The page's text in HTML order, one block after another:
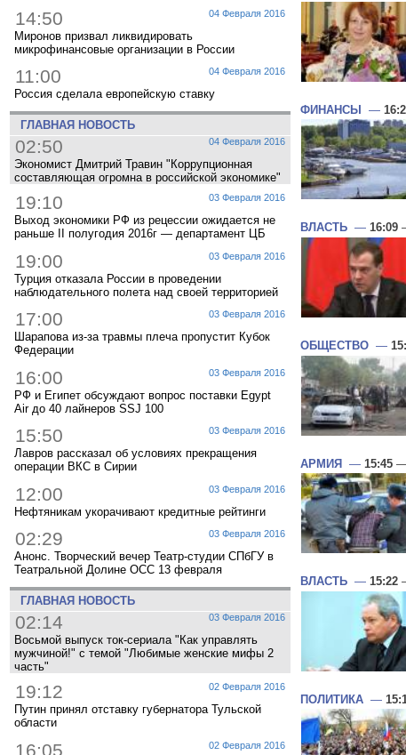
04 Февраля 2016
14:50
Миронов призвал ликвидировать
микрофинансовые организации в России
04 Февраля 2016
11:00
Россия сделала европейскую ставку
ГЛАВНАЯ НОВОСТЬ
04 Февраля 2016
02:50
Экономист Дмитрий Травин "Коррупционная
составляющая огромна в российской экономике"
03 Февраля 2016
19:10
Выход экономики РФ из рецессии ожидается не
раньше II полугодия 2016г — департамент ЦБ
03 Февраля 2016
19:00
Турция отказала России в проведении
наблюдательного полета над своей территорией
03 Февраля 2016
17:00
Шарапова из-за травмы плеча пропустит Кубок
Федерации
03 Февраля 2016
16:00
РФ и Египет обсуждают вопрос поставки Egypt
Air до 40 лайнеров SSJ 100
03 Февраля 2016
15:50
Лавров рассказал об условиях прекращения
операции ВКС в Сирии
03 Февраля 2016
12:00
Нефтяникам укорачивают кредитные рейтинги
03 Февраля 2016
02:29
Анонс. Творческий вечер Театр-студии СПбГУ в
Театральной Долине ОСС 13 февраля
ГЛАВНАЯ НОВОСТЬ
03 Февраля 2016
02:14
Восьмой выпуск ток-сериала "Как управлять
мужчиной!" с темой "Любимые женские мифы 2
часть"
02 Февраля 2016
19:12
Путин принял отставку губернатора Тульской
области
02 Февраля 2016
16:05
ФИНАНСЫ —
ВЛАСТЬ — 16:09
ОБЩЕСТВО —
АРМИЯ — 15:45 —
ВЛАСТЬ — 15:22
ПОЛИТИКА —